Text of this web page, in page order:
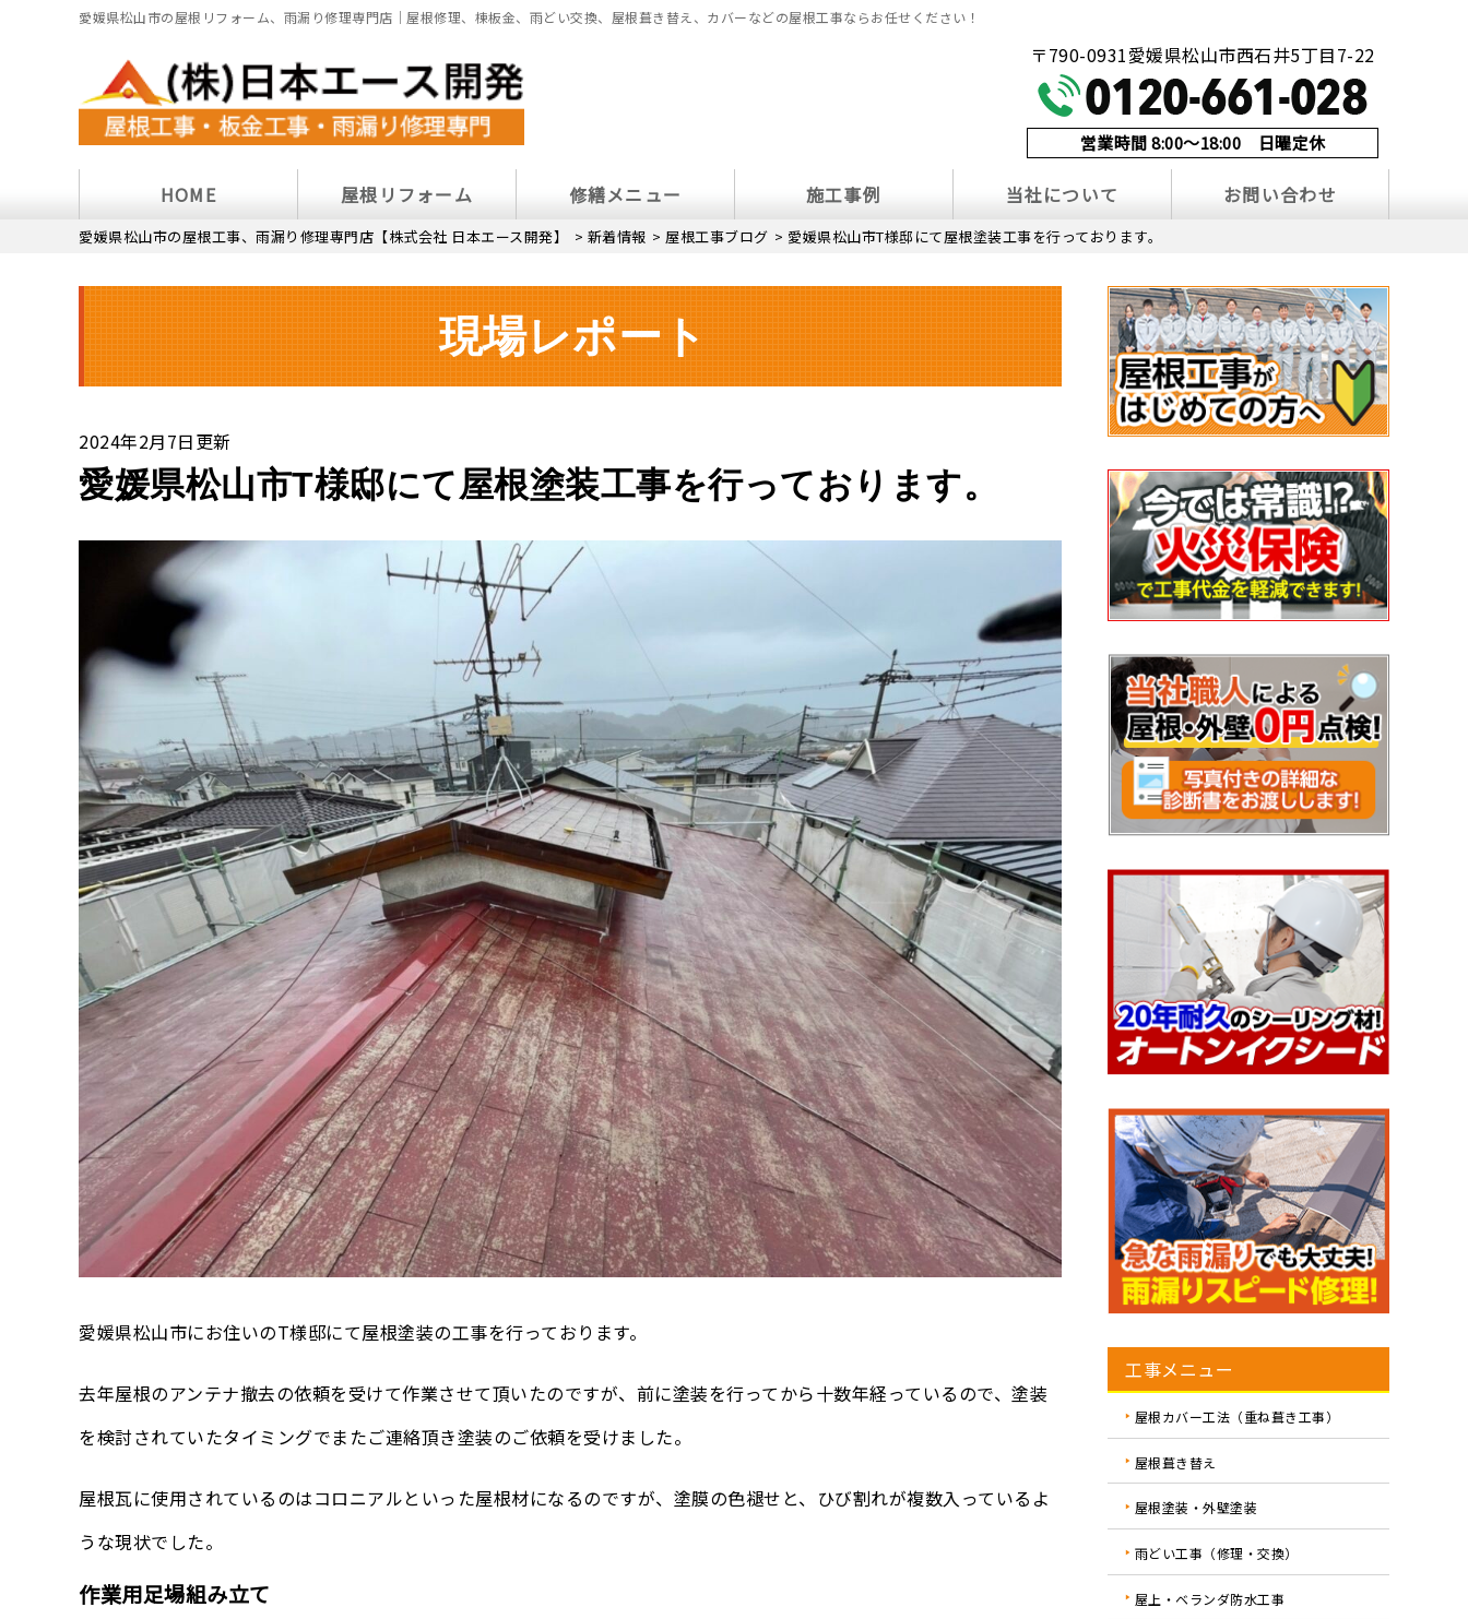
愛媛県松山市の屋根リフォーム、雨漏り修理専門店｜屋根修理、棟板金、雨どい交換、屋根葺き替え、カバーなどの屋根工事ならお任せください！
〒790-0931愛媛県松山市西石井5丁目7-22
営業時間 8:00～18:00 日曜定休
HOME 屋根リフォーム 修繕メニュー 施工事例 当社について お問い合わせ
愛媛県松山市の屋根工事、雨漏り修理専門店【株式会社 日本エース開発】 > 新着情報 > 屋根工事ブログ > 愛媛県松山市T様邸にて屋根塗装工事を行っております。
現場レポート
2024年2月7日更新
愛媛県松山市T様邸にて屋根塗装工事を行っております。
愛媛県松山市にお住いのT様邸にて屋根塗装の工事を行っております。
去年屋根のアンテナ撤去の依頼を受けて作業させて頂いたのですが、前に塗装を行ってから十数年経っているので、塗装
を検討されていたタイミングでまたご連絡頂き塗装のご依頼を受けました。
屋根瓦に使用されているのはコロニアルといった屋根材になるのですが、塗膜の色褪せと、ひび割れが複数入っているよ
うな現状でした。
作業用足場組み立て
工事メニュー
屋根カバー工法（重ね葺き工事）
屋根葺き替え
屋根塗装・外壁塗装
雨どい工事（修理・交換）
屋上・ベランダ防水工事